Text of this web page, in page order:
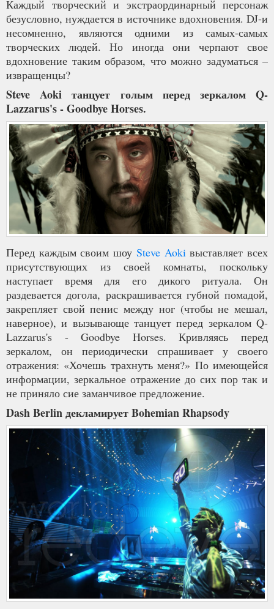
Каждый творческий и экстраординарный персонаж
безусловно, нуждается в источнике вдохновения. DJ-и
несомненно, являются одними из самых-самых
творческих людей. Но иногда они черпают свое
вдохновение таким образом, что можно задуматься –
извращенцы?
Steve Aoki танцует голым перед зеркалом Q-
Lazzarus's - Goodbye Horses.
Перед каждым своим шоу Steve Aokiвыставляет всех
присутствующих из своей комнаты, поскольку
наступает время для его дикого ритуала. Он
раздевается догола, раскрашивается губной помадой,
закрепляет свой пенис между ног (чтобы не мешал,
наверное), и вызывающе танцует перед зеркалом Q-
Lazzarus's - Goodbye Horses. Кривляясь перед
зеркалом, он периодически спрашивает у своего
отражения: «Хочешь трахнуть меня?» По имеющейся
информации, зеркальное отражение до сих пор так и
не приняло сие заманчивое предложение.
Dash Berlin декламирует Bohemian Rhapsody